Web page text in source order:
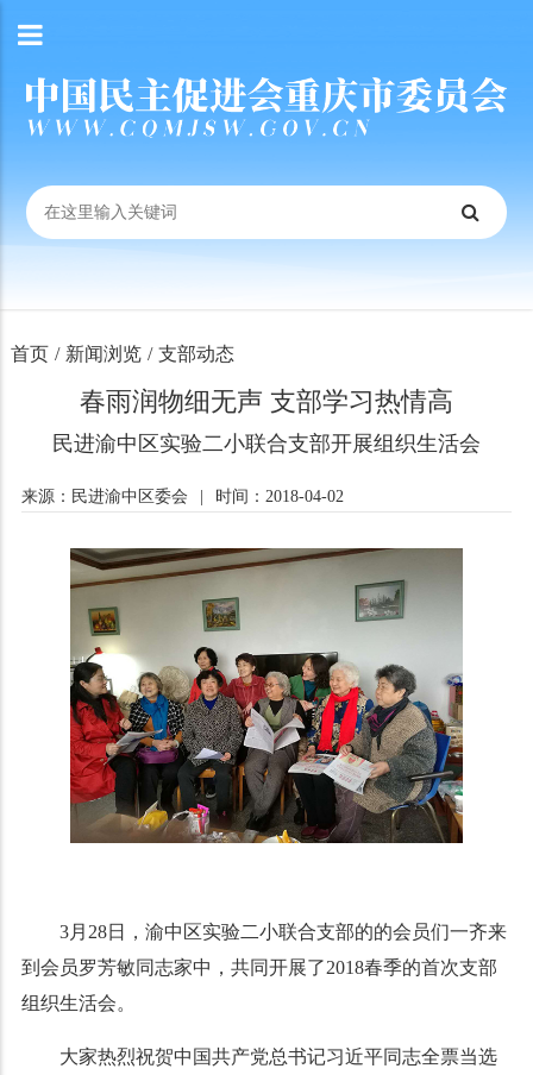
首页 / 新闻浏览 / 支部动态
春雨润物细无声 支部学习热情高
民进渝中区实验二小联合支部开展组织生活会
来源：民进渝中区委会 时间：2018-04-02
3月28日，渝中区实验二小联合支部的的会员们一齐来
到会员罗芳敏同志家中，共同开展了2018春季的首次支部
组织生活会。
大家热烈祝贺中国共产党总书记习近平同志全票当选